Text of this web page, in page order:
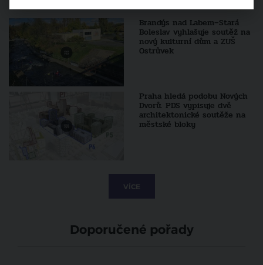
Brandýs nad Labem–Stará
Boleslav vyhlašuje soutěž na
nový kulturní dům a ZUŠ
Ostrůvek
Praha hledá podobu Nových
Dvorů. PDS vypisuje dvě
architektonické soutěže na
městské bloky
VÍCE
Doporučené pořady